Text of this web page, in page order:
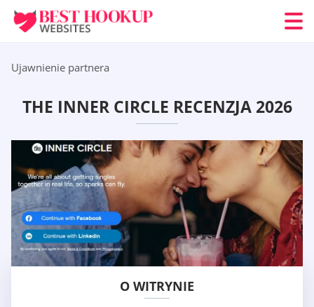
Ujawnienie partnera
THE INNER CIRCLE RECENZJA 2026
O WITRYNIE